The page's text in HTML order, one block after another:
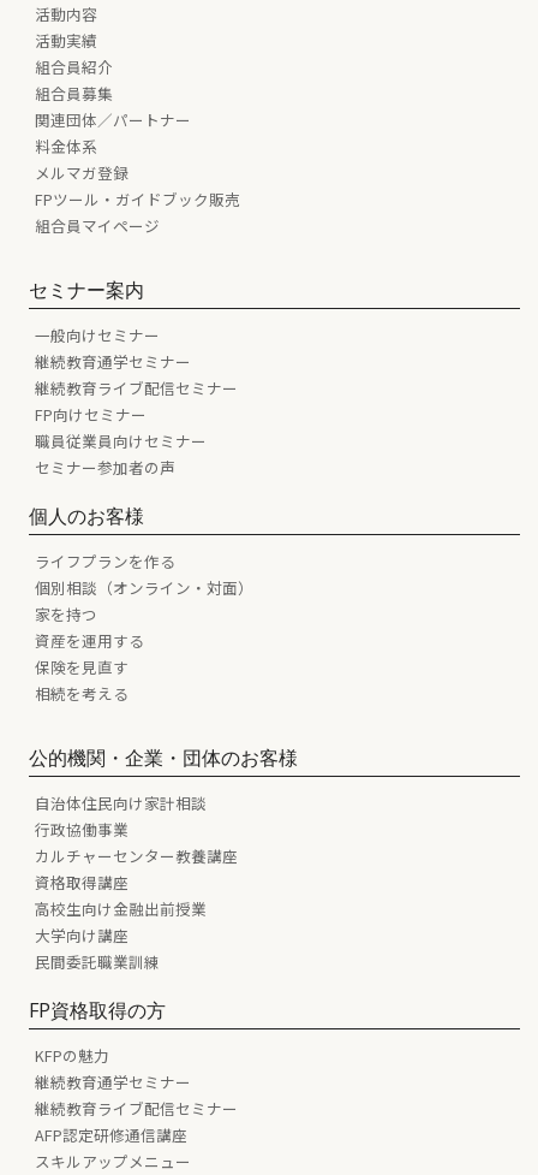
活動内容
活動実績
組合員紹介
組合員募集
関連団体／パートナー
料金体系
メルマガ登録
FPツール・ガイドブック販売
組合員マイページ
セミナー案内
一般向けセミナー
継続教育通学セミナー
継続教育ライブ配信セミナー
FP向けセミナー
職員従業員向けセミナー
セミナー参加者の声
個人のお客様
ライフプランを作る
個別相談（オンライン・対面）
家を持つ
資産を運用する
保険を見直す
相続を考える
公的機関・企業・団体のお客様
自治体住民向け家計相談
行政協働事業
カルチャーセンター教養講座
資格取得講座
高校生向け金融出前授業
大学向け講座
民間委託職業訓練
FP資格取得の方
KFPの魅力
継続教育通学セミナー
継続教育ライブ配信セミナー
AFP認定研修通信講座
スキルアップメニュー